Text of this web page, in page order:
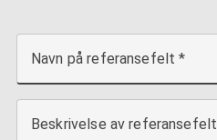
Navn på referansefelt
Beskrivelse av referansefelt